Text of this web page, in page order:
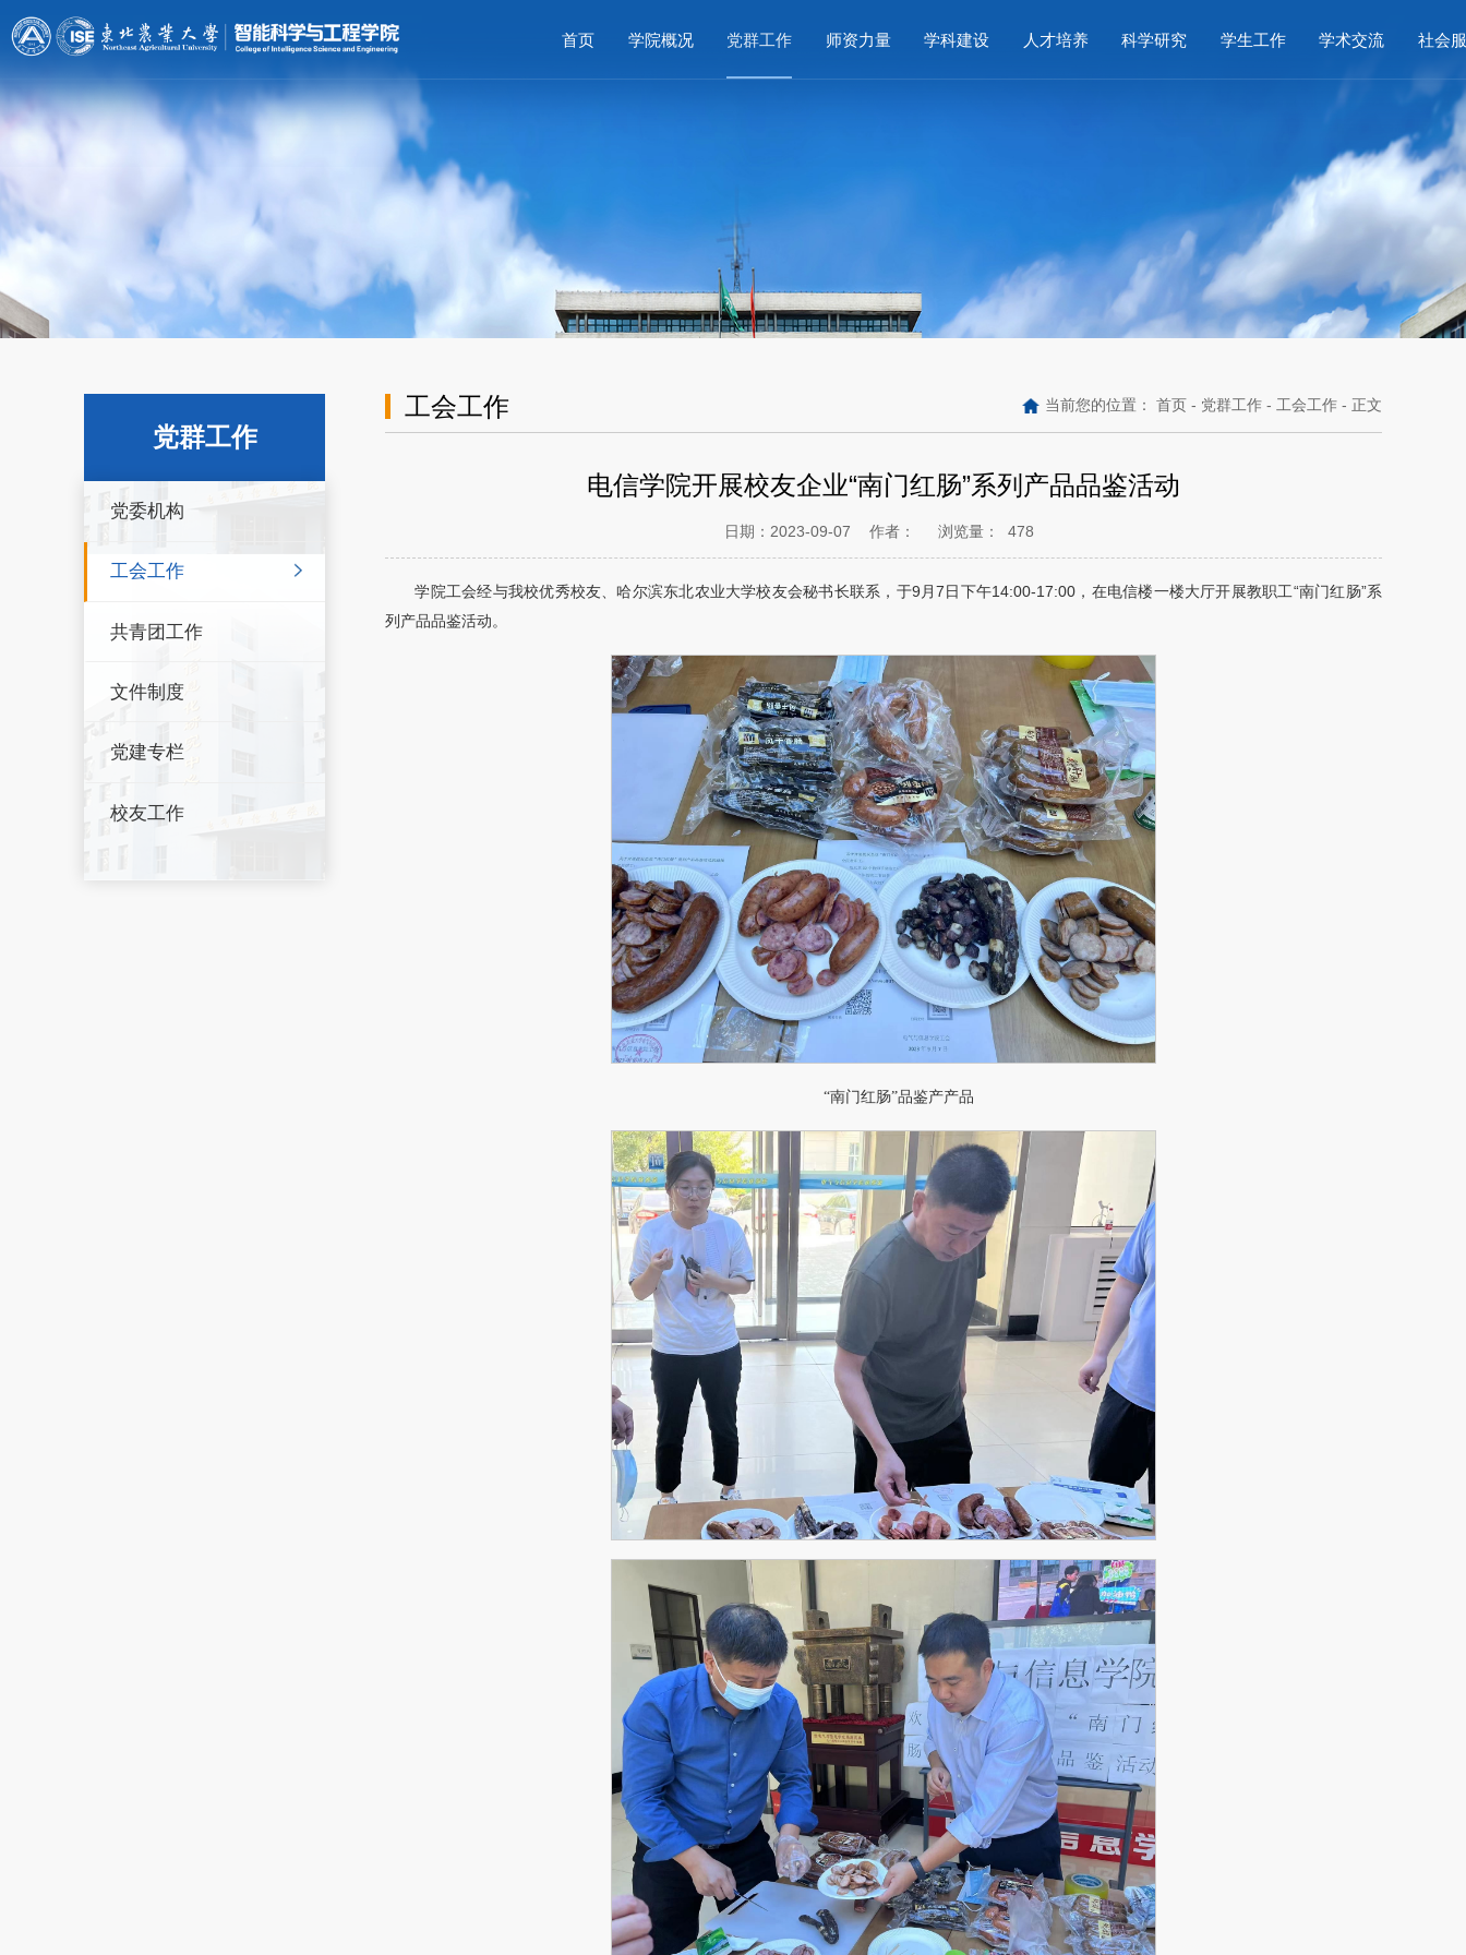
首页 学院概况 党群工作 师资力量 学科建设 人才培养 科学研究 学生工作 学术交流 社会
党群工作
党委机构
工会工作
共青团工作
文件制度
党建专栏
校友工作
工会工作 当前您的位置： 首页 - 党群工作 - 工会工作 - 正文
电信学院开展校友企业“南门红肠”系列产品品鉴活动
日期：2023-09-07 作者： 浏览量： 478
学院工会经与我校优秀校友、哈尔滨东北农业大学校友会秘书长联系，于9月7日下午14:00-17:00，在电信楼一楼大厅开展教职工“南门红肠”系
列产品品鉴活动。
“南门红肠”品鉴产产品